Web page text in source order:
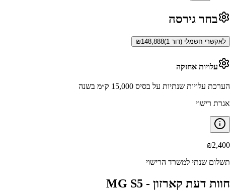
בחר גירסה
לאקשרי חשמלי (דור 1) ₪148,888
עלויות אחזקה
הערכת עלויות שנתיות על בסיס 15,000 ק״מ בשנה
אגרת רישוי
₪2,400
תשלום שנתי למשרד הרישוי
חוות דעת קארזון - MG S5